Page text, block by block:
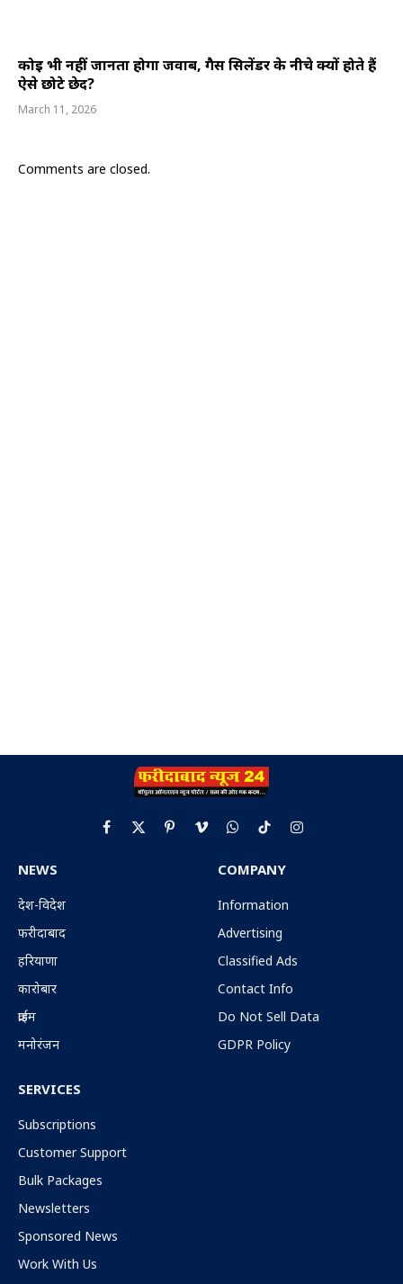
कोई भी नहीं जानता होगा जवाब, गैस सिलेंडर के नीचे क्यों होते हैं
ऐसे छोटे छेद?
March 11, 2026
Comments are closed.
Facebook
X
PinterestVimeoWhatsApp
TikTokInstagram
NEWS
देश-विदेश
फरीदाबाद
हरियाणा
कारोबार
क्राईम
मनोरंजन
COMPANY
Information
Advertising
Classified Ads
Contact Info
Do Not Sell Data
GDPR Policy
SERVICES
Subscriptions
Customer Support
Bulk Packages
Newsletters
Sponsored News
Work With Us